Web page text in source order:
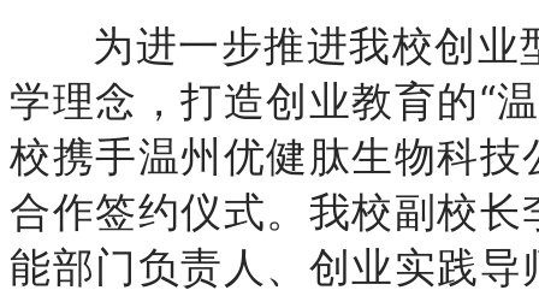
为进一步推进我校创业
学理念，打造创业教育的“
校携手温州优健肽生物科
合作签约仪式。我校副校
能部门负责人、创业实践